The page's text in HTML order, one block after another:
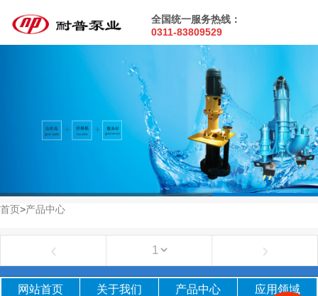
全国统一服务热线：
0311-83809529
首页>产品中心
‹ ›
网站首页 关于我们 产品中心
应用领域